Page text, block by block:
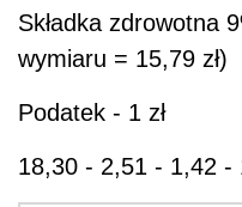
Składka zdrowotna
wymiaru = 15,79 zł)
Podatek - 1 zł
18,30 - 2,51 - 1,42 -